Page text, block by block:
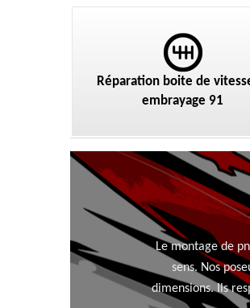
Réparation boite de
embrayage 91
Le montage de
sens. Nos
dimensions. Ils